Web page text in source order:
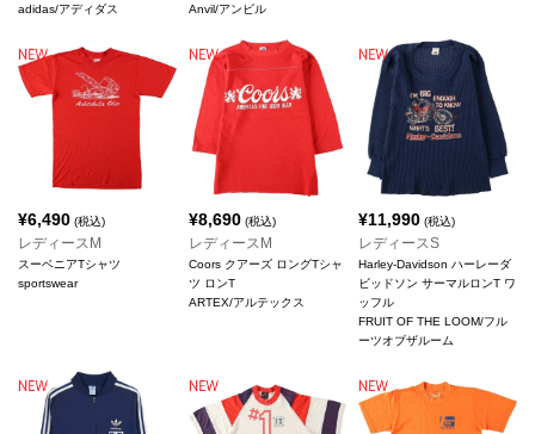
adidas/アディダス
Anvil/アンビル
¥6,490 (税込)
レディースM
スーベニアTシャツ
sportswear
¥8,690(税込)
レディースM
Coors クアーズ ロングTシャ
ツ ロンT
ARTEX/アルテックス
¥11,990 (税込)
レディースS
Harley-Davidson ハーレーダ
ビッドソン サーマルロンT ワ
ッフル
FRUIT OF THE LOOM/フル
ーツオブザルーム